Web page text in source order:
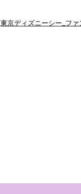
東京ディズニーシー_フ